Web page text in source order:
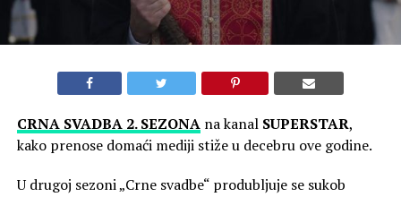
CRNA SVADBA 2. SEZONAna kanal SUPERSTAR,
kako prenose domaći mediji stiže u decebru ove godine.
U drugoj sezoni „Crne svadbe“ produbljuje se sukob